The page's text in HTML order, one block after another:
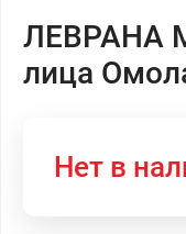
ЛЕВРАНА
лица
Нет в